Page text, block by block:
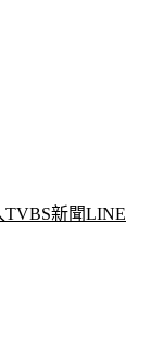
TVBS新聞LINE